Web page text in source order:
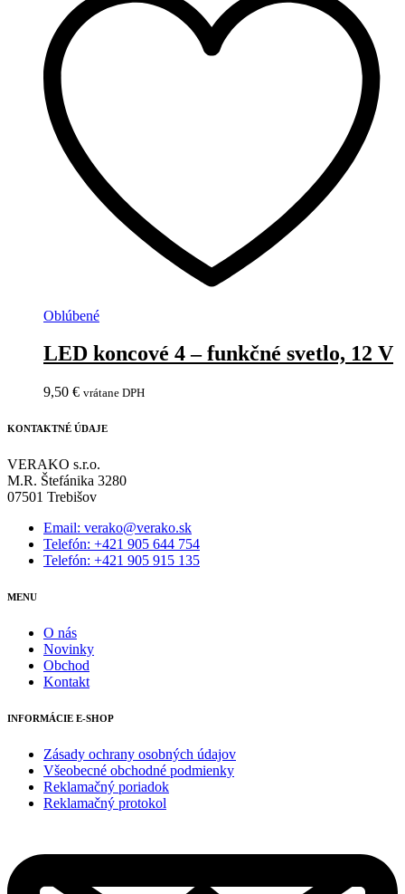
Oblúbené
LED koncové 4 – funkčné svetlo, 12 V
9,50 € vrátane DPH
KONTAKTNÉ ÚDAJE
VERAKO s.r.o.
M.R. Štefánika 3280
07501 Trebišov
Email: verako@verako.sk
Telefón: +421 905 644 754
Telefón: +421 905 915 135
MENU
O nás
Novinky
Obchod
Kontakt
INFORMÁCIE E-SHOP
Zásady ochrany osobných údajov
Všeobecné obchodné podmienky
Reklamačný poriadok
Reklamačný protokol